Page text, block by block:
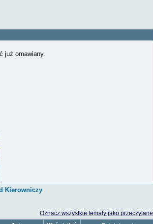
już omawiany.
Kierowniczy
Oznacz wszystkie tematy jako przeczytane